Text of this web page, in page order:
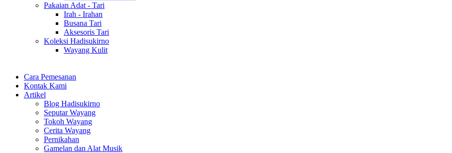
Pakaian Adat - Tari
Irah - Irahan
Busana Tari
Aksesoris Tari
Koleksi Hadisukirno
Wayang Kulit
Cara Pemesanan
Kontak Kami
Artikel
Blog Hadisukirno
Seputar Wayang
Tokoh Wayang
Cerita Wayang
Pernikahan
Gamelan dan Alat Musik